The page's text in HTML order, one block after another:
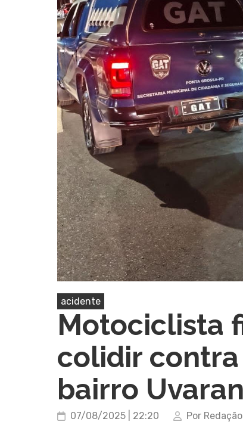
Pressione Enter para pesquisar ou
acidente
Motociclista
colidir
bairro
07/08/2025 | 22:20 Por